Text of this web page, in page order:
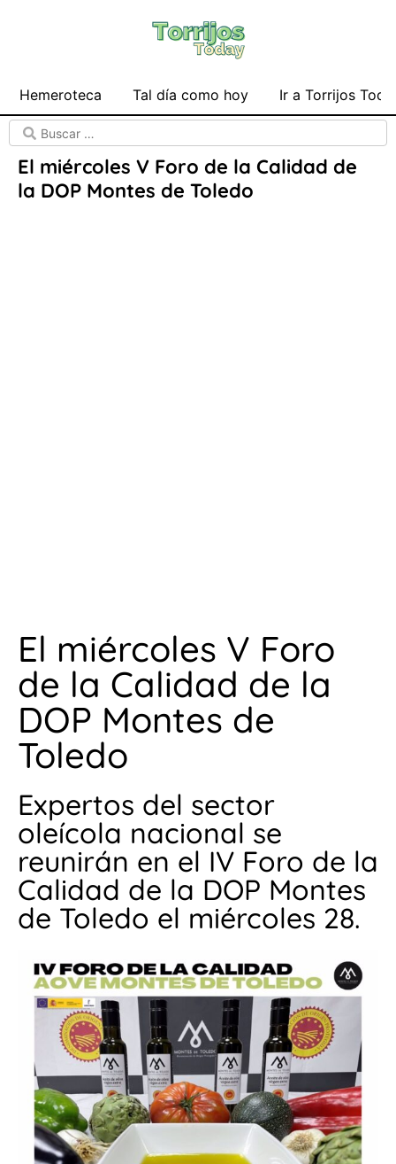
Hemeroteca Tal día como hoy Ir a Torrijos
El miércoles V Foro de la Calidad de
la DOP Montes de Toledo
El miércoles V Foro
de la Calidad de la
DOP Montes de
Toledo
Expertos del sector
oleícola nacional se
reunirán en el IV Foro de la
Calidad de la DOP Montes
de Toledo el miércoles 28.